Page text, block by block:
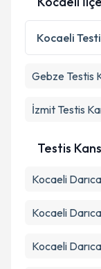
Kocaeli
Gebze Testis
İzmit Testis
Testis
Kocaeli
Kocaeli
Kocaeli